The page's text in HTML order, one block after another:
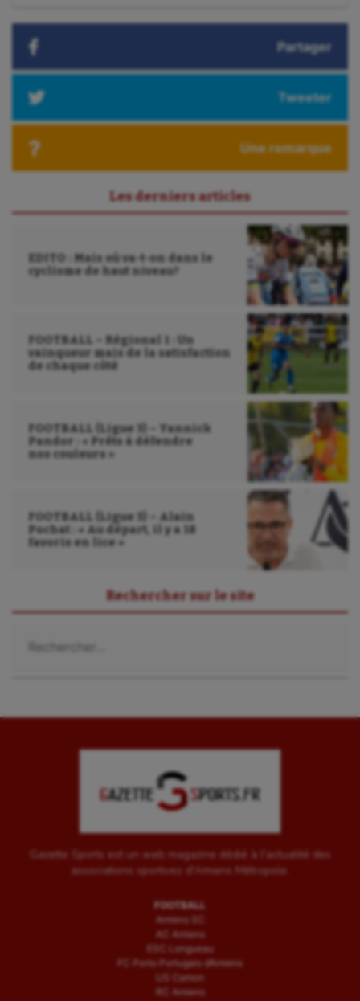
Ultimate frisbee
Wakeboard
Water-polo
Partager
Tweeter
Une remarque
Les derniers articles
EDITO : Mais où va-t-on dans le
cyclisme de haut niveau?
FOOTBALL – Régional 1 : Un
vainqueur mais de la satisfaction
de chaque côté
FOOTBALL (Ligue 3) – Yannick
Pandor : « Prêts à défendre
nos couleurs »
FOOTBALL (Ligue 3) – Alain
Pochat : « Au départ, il y a 18
favoris en lice »
Rechercher sur le site
Gazette Sports est un web magazine dédié à l'actualité des
associations sportives d'Amiens Métropole.
FOOTBALL
Amiens SC
AC Amiens
ESC Longueau
FC Porto Portugais d’Amiens
US Camon
RC Amiens